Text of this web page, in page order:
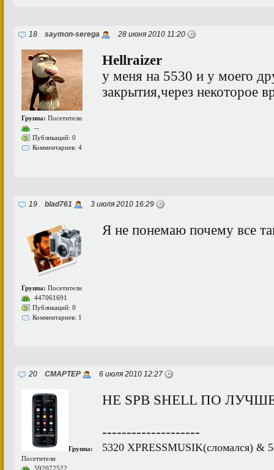
18 saymon-serega 28 июня 2010 11:20
Группа: Посетители
--
Публикаций: 0
Комментариев: 4
Hellraizer
у меня на 5530 и у моего
закрытия,через некоторое
19 blad761 3 июля 2010 16:29
Группа: Посетители
447061691
Публикаций: 0
Комментариев: 1
Я не понемаю почему все
20 СМАРТЕР 6 июля 2010 12:27
Группа:
Посетители
592072522
НЕ SPB SHELL ПО
--------------------
5320 XPRESSMUSIK(сломался) &